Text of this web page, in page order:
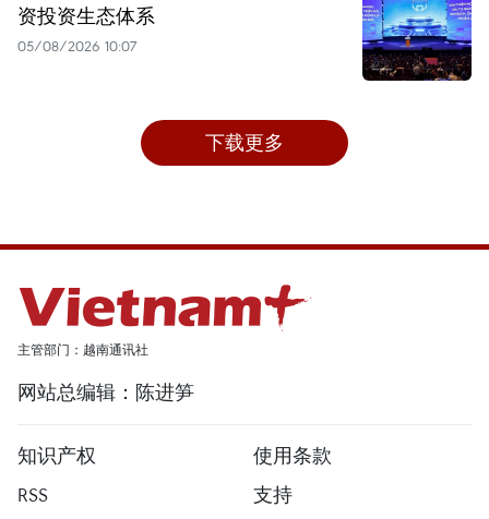
资投资生态体系
05/08/2026 10:07
下载更多
主管部门：越南通讯社
网站总编辑：陈进笋
知识产权
使用条款
RSS
支持